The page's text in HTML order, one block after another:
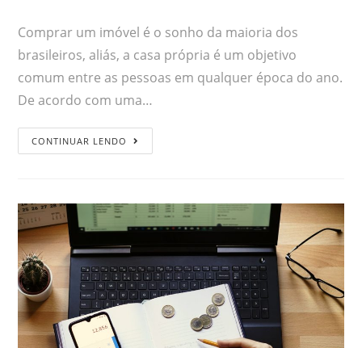
Comprar um imóvel é o sonho da maioria dos
brasileiros, aliás, a casa própria é um objetivo
comum entre as pessoas em qualquer época do ano.
De acordo com uma…
CONTINUAR LENDO